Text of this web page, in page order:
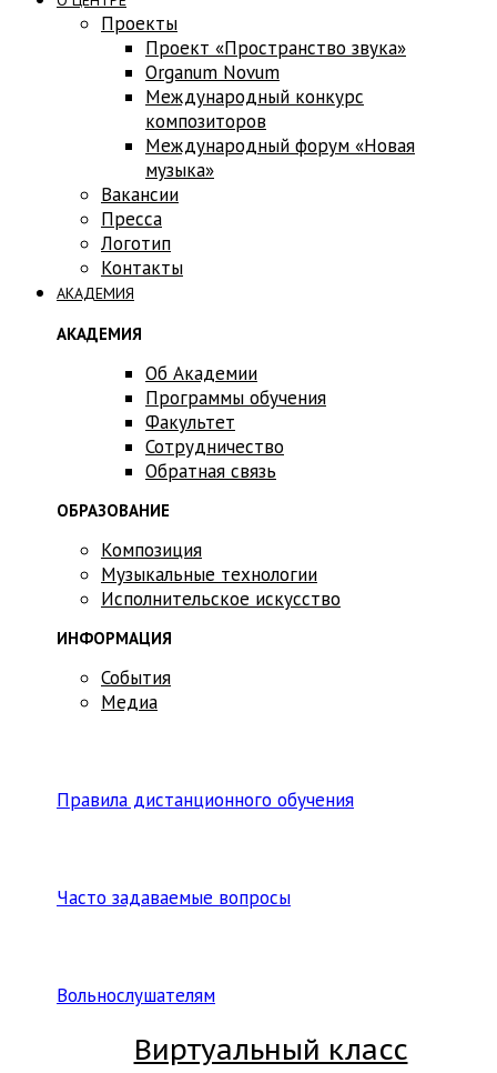
Проекты
Проект «Пространство звука»
Оrganum Novum
Международный конкурс
композиторов
Международный форум «Новая
музыка»
Вакансии
Пресса
Логотип
Контакты
АКАДЕМИЯ
АКАДЕМИЯ
Об Академии
Программы обучения
Факультет
Сотрудничество
Обратная связь
ОБРАЗОВАНИЕ
Композиция
Музыкальные технологии
Исполнительское искусство
ИНФОРМАЦИЯ
События
Медиа
Правила дистанционного обучения
Часто задаваемые вопросы
Вольнослушателям
Виртуальный класс